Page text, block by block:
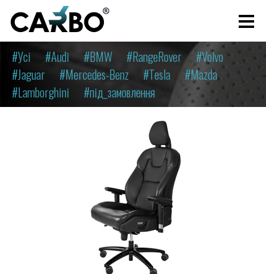
#Усі #Audi #BMW #RangeRover
#Volvo
#Jaguar
#Mercedes-Benz #Tesla
#Mazda
#Lamborghini
#під_замовлення